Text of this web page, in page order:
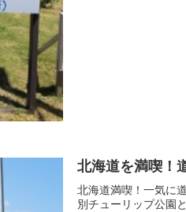
北海道を満喫！
北海道満喫！一気に
別チューリップ公園